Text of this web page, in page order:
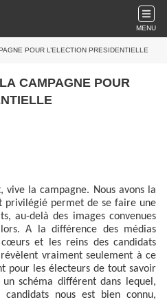
MENU
POUR L’ELECTION PRESIDENTIELLE
CAMPAGNE POUR
la campagne. Nous avons la
privilégié permet de se faire une
au-delà des images convenues
A la différence des médias
et les reins des candidats
vraiment seulement à ce
pour les électeurs de tout savoir
schéma différent dans lequel,
nous est bien connu,